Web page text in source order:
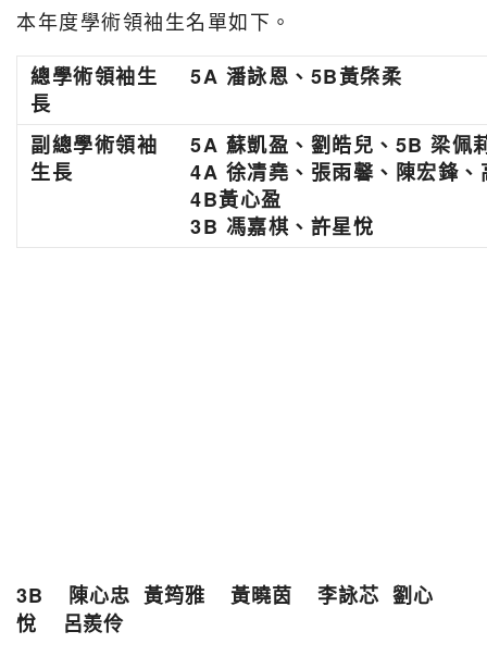
本年度學術領袖生名單如下。
總學術領袖生
長
5A 潘詠恩、5B黃棨柔
副總學術領袖
生長
5A 蘇凱盈、劉皓兒、5B 梁佩
4A 徐凊堯、張雨馨、陳宏鋒、
4B黃心盈
3B 馮嘉棋、許星悅
3B 陳心忠 黃筠雅 黃曉茵 李詠芯 劉心
悅 呂羨伶